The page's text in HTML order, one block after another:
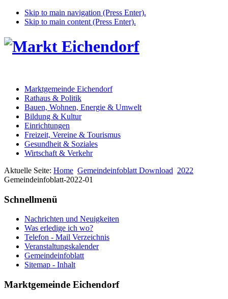
Skip to main navigation (Press Enter).
Skip to main content (Press Enter).
Marktgemeinde Eichendorf
Rathaus & Politik
Bauen, Wohnen, Energie & Umwelt
Bildung & Kultur
Einrichtungen
Freizeit, Vereine & Tourismus
Gesundheit & Soziales
Wirtschaft & Verkehr
Aktuelle Seite: Home Gemeindeinfoblatt Download 2022
Gemeindeinfoblatt-2022-01
Schnellmenü
Nachrichten und Neuigkeiten
Was erledige ich wo?
Telefon - Mail Verzeichnis
Veranstaltungskalender
Gemeindeinfoblatt
Sitemap - Inhalt
Marktgemeinde Eichendorf